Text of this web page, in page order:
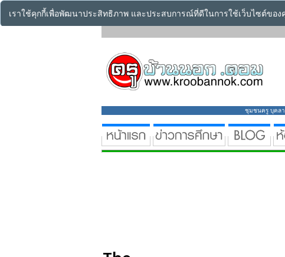
เราใช้คุกกี้เพื่อพัฒนาประสิทธิภาพ และประสบการณ์ที่ดีในการใช้เว็บไซต์ขอ
ชุมชนครู บุคลา